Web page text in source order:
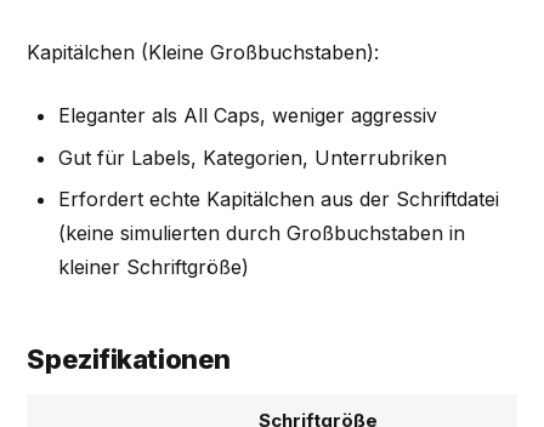
Kapitälchen (Kleine Großbuchstaben):
Eleganter als All Caps, weniger aggressiv
Gut für Labels, Kategorien, Unterrubriken
Erfordert echte Kapitälchen aus der Schriftdatei
(keine simulierten durch Großbuchstaben in
kleiner Schriftgröße)
Spezifikationen
Schriftgröße